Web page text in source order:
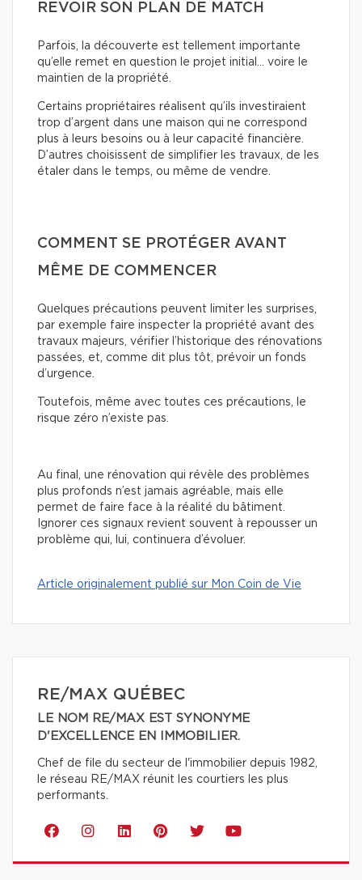
REVOIR SON PLAN DE MATCH
Parfois, la découverte est tellement importante
qu’elle remet en question le projet initial… voire le
maintien de la propriété.
Certains propriétaires réalisent qu’ils investiraient
trop d’argent dans une maison qui ne correspond
plus à leurs besoins ou à leur capacité financière.
D’autres choisissent de simplifier les travaux, de les
étaler dans le temps, ou même de vendre.
COMMENT SE PROTÉGER AVANT
MÊME DE COMMENCER
Quelques précautions peuvent limiter les surprises,
par exemple faire inspecter la propriété avant des
travaux majeurs, vérifier l’historique des rénovations
passées, et, comme dit plus tôt, prévoir un fonds
d’urgence.
Toutefois, même avec toutes ces précautions, le
risque zéro n’existe pas.
Au final, une rénovation qui révèle des problèmes
plus profonds n’est jamais agréable, mais elle
permet de faire face à la réalité du bâtiment.
Ignorer ces signaux revient souvent à repousser un
problème qui, lui, continuera d’évoluer.
Article originalement publié sur Mon Coin de Vie
RE/MAX QUÉBEC
LE NOM RE/MAX EST SYNONYME
D'EXCELLENCE EN IMMOBILIER.
Chef de file du secteur de l'immobilier depuis 1982,
le réseau RE/MAX réunit les courtiers les plus
performants.